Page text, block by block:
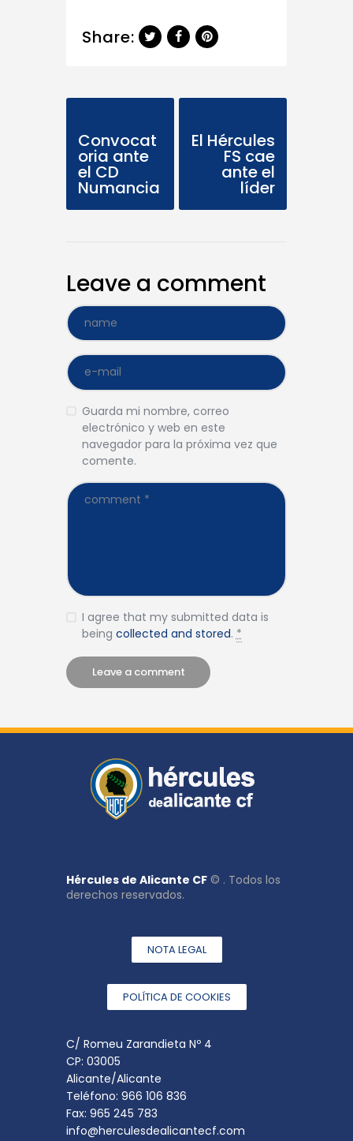
Share:
Convocat
oria ante
el CD
Numancia
El Hércules
FS cae
ante el
líder
Leave a comment
Guarda mi nombre, correo
electrónico y web en este
navegador para la próxima vez que
comente.
I agree that my submitted data is
being collected and stored.*
Hércules de Alicante CF © . Todos los
derechos reservados.
NOTA LEGAL
POLÍTICA DE COOKIES
C/ Romeu Zarandieta Nº 4
CP: 03005
Alicante/Alicante
Teléfono: 966 106 836
Fax: 965 245 783
info@herculesdealicantecf.com